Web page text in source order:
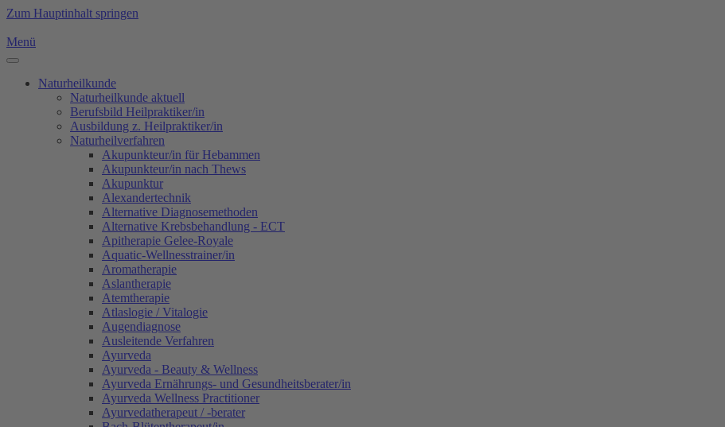
Zum Hauptinhalt springen
Menü
Naturheilkunde
Naturheilkunde aktuell
Berufsbild Heilpraktiker/in
Ausbildung z. Heilpraktiker/in
Naturheilverfahren
Akupunkteur/in für Hebammen
Akupunkteur/in nach Thews
Akupunktur
Alexandertechnik
Alternative Diagnosemethoden
Alternative Krebsbehandlung - ECT
Apitherapie Gelee-Royale
Aquatic-Wellnesstrainer/in
Aromatherapie
Aslantherapie
Atemtherapie
Atlaslogie / Vitalogie
Augendiagnose
Ausleitende Verfahren
Ayurveda
Ayurveda - Beauty & Wellness
Ayurveda Ernährungs- und Gesundheitsberater/in
Ayurveda Wellness Practitioner
Ayurvedatherapeut / -berater